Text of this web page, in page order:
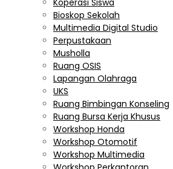
Koperasi Siswa
Bioskop Sekolah
Multimedia Digital Studio
Perpustakaan
Musholla
Ruang OSIS
Lapangan Olahraga
UKS
Ruang Bimbingan Konseling
Ruang Bursa Kerja Khusus
Workshop Honda
Workshop Otomotif
Workshop Multimedia